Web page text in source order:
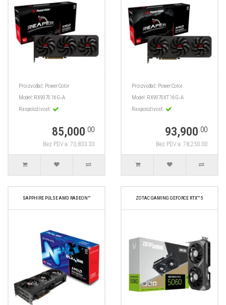
Proizvođač: PowerColor
Model: RX9070 16G‑A
Raspoloživost:
85,000.00
Bez PDV-a: 70,833.33
Proizvođač: PowerColor
Model: RX9070XT 16G‑A
Raspoloživost:
93,900.00
Bez PDV-a: 78,250.00
SAPPHIRE PULSE AMD RADEON™ ZOTAC GAMING GEFORCE RTX™ 5